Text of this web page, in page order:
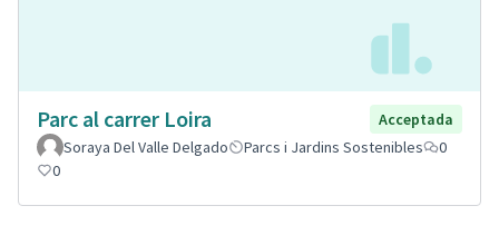
Parc al carrer Loira
Acceptada
Soraya Del Valle Delgado
Parcs i Jardins Sostenibles
0
0